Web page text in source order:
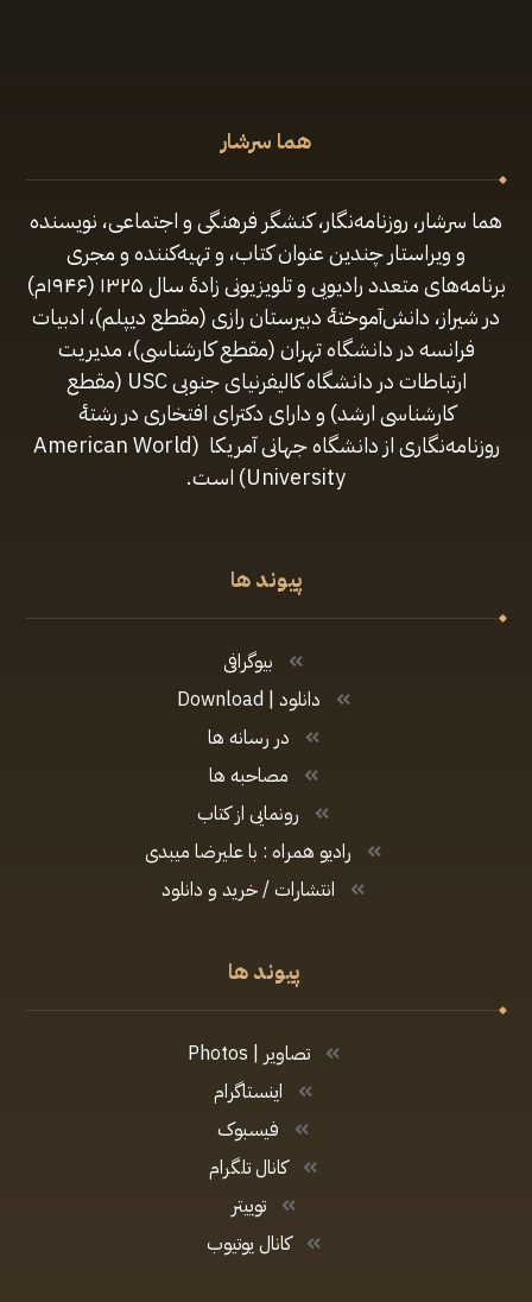
هما سرشار
هما سرشار، روزنامه‌نگار، کنشگر فرهنگی و اجتماعی، نویسنده
و ویراستار چندین عنوان کتاب، و تهیه‌کننده و مجری
برنامه‌های متعدد رادیویی و تلویزیونی زادهٔ سال ۱۳۲۵ (۱۹۴۶م)
در شیراز، دانش‌آموختهٔ دبیرستان رازی (مقطع‌ دیپلم)، ادبیات
فرانسه در دانشگاه تهران (مقطع کارشناسی)، مدیریت
ارتباطات در دانشگاه کالیفرنیای جنوبی USC (مقطع
کارشناسی ارشد) و دارای دکترای افتخاری در رشتهٔ
روزنامه‌نگاری از دانشگاه جهانی آمریکا (American World
University) است.
پیوند ها
بیوگرافی
دانلود | Download
در رسانه ها
مصاحبه ها
رونمایی از کتاب
رادیو همراه : با علیرضا میبدی
انتشارات / خرید و دانلود
پیوند ها
تصاویر | Photos
اینستاگرام
فیسبوک
کانال تلگرام
توییتر
کانال یوتیوب